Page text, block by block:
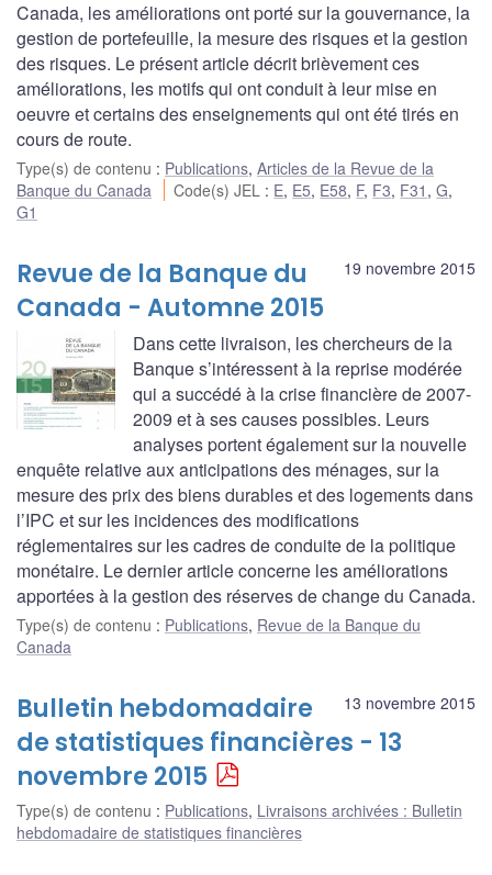
Canada, les améliorations ont porté sur la gouvernance, la
gestion de portefeuille, la mesure des risques et la gestion
des risques. Le présent article décrit brièvement ces
améliorations, les motifs qui ont conduit à leur mise en
oeuvre et certains des enseignements qui ont été tirés en
cours de route.
Type(s) de contenu : Publications, Articles de la Revue de la
Banque du Canada
Code(s) JEL : E, E5, E58, F, F3, F31 ,G,
G1
19 novembre 2015
Revue de la Banque du
Canada - Automne 2015
Dans cette livraison, les chercheurs de la
Banque s’intéressent à la reprise modérée
qui a succédé à la crise financière de 2007-
2009 et à ses causes possibles. Leurs
analyses portent également sur la nouvelle
enquête relative aux anticipations des ménages, sur la
mesure des prix des biens durables et des logements dans
l’IPC et sur les incidences des modifications
réglementaires sur les cadres de conduite de la politique
monétaire. Le dernier article concerne les améliorations
apportées à la gestion des réserves de change du Canada.
Type(s) de contenu : Publications, Revue de la Banque du
Canada
13 novembre 2015
Bulletin hebdomadaire
de statistiques financières - 13
novembre 2015
Type(s) de contenu : Publications, Livraisons archivées : Bulletin
hebdomadaire de statistiques financières